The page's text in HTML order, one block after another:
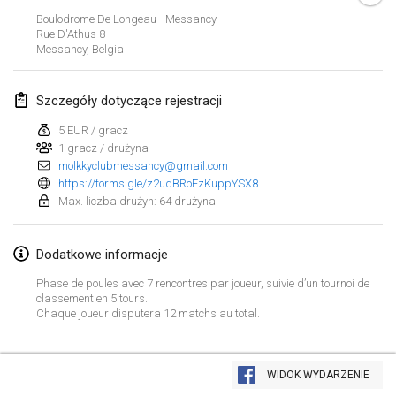
Lista widoku
Boulodrome De Longeau - Messancy
Rue D'Athus 8
Messancy, Belgia
Szczegóły dotyczące rejestracji
5 EUR / gracz
1 gracz / drużyna
molkkyclubmessancy@gmail.com
https://forms.gle/z2udBRoFzKuppYSX8
Max. liczba drużyn: 64 drużyna
Dodatkowe informacje
Phase de poules avec 7 rencontres par joueur, suivie d’un tournoi de
classement en 5 tours.
Chaque joueur disputera 12 matchs au total.
WIDOK WYDARZENIE
luty 2022
4 lut 2022| Czechy
ANULOWANY
TangoMölkky
5 lut 2022|Finlandia
Yamagata Tournament
13 lut 2022|Japonia